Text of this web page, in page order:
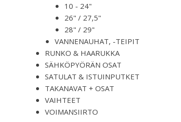
10 - 24"
26" / 27,5"
28" / 29"
VANNENAUHAT, -TEIPIT
RUNKO & HAARUKKA
SÄHKÖPYÖRÄN OSAT
SATULAT & ISTUINPUTKET
TAKANAVAT + OSAT
VAIHTEET
VOIMANSIIRTO